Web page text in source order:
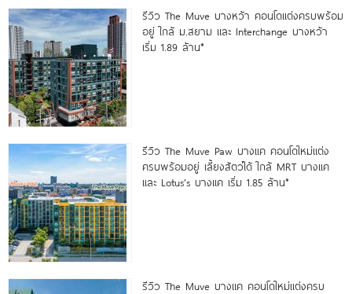
รีวิว The Muve บางหว้า คอนโดแต่งครบพร้อม
อยู่ ใกล้ ม.สยาม และ Interchange บางหว้า
เริ่ม 1.89 ล้าน*
รีวิว The Muve Paw บางแค คอนโดใหม่แต่ง
ครบพร้อมอยู่ เลี้ยงสัตว์ได้ ใกล้ MRT บางแค
และ Lotus’s บางแค เริ่ม 1.85 ล้าน*
รีวิว The Muve บางแค คอนโดใหม่แต่งครบ